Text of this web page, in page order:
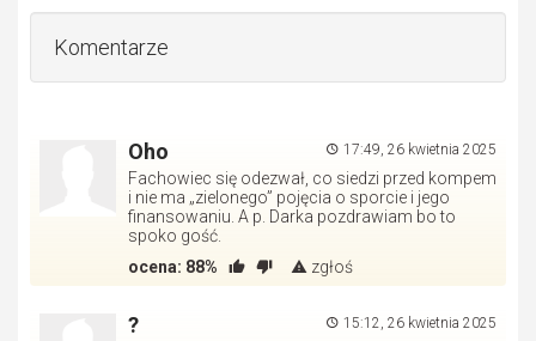
Komentarze
17:49, 26 kwietnia 2025
Oho
Fachowiec się odezwał, co siedzi przed kompem
i nie ma „zielonego” pojęcia o sporcie i jego
finansowaniu. A p. Darka pozdrawiam bo to
spoko gość.
ocena: 88% zgłoś
15:12, 26 kwietnia 2025
?